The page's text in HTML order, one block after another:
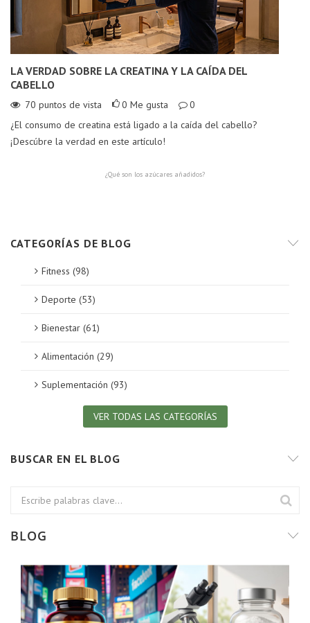
LA VERDAD SOBRE LA CREATINA Y LA CAÍDA DEL
CABELLO
70 puntos de vista 0 Me gusta
0
¿El consumo de creatina está ligado a la caída del cabello?
¡Descúbre la verdad en este artículo!
¿Qué son los azúcares añadidos?
CATEGORÍAS DE BLOG
Fitness (98)
Deporte (53)
Bienestar (61)
Alimentación (29)
Suplementación (93)
VER TODAS LAS CATEGORÍAS
BUSCAR EN EL BLOG
BLOG